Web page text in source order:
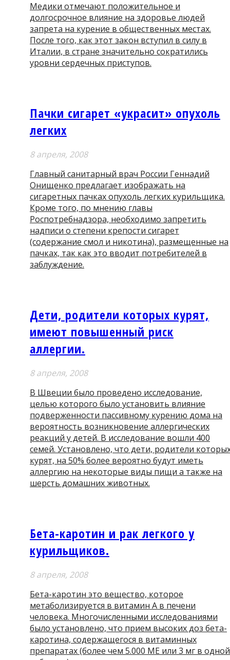
Медики отмечают положительное и
долгосрочное влияние на здоровье людей
запрета на курение в общественных местах.
После того, как этот закон вступил в силу в
Италии, в стране значительно сократились
уровни сердечных приступов.
Пачки сигарет «украсит» опухоль
легких
8 апреля, 2008
Главный санитарный врач России Геннадий
Онищенко предлагает изображать на
сигаретных пачках опухоль легких курильщика.
Кроме того, по мнению главы
Роспотребнадзора, необходимо запретить
надписи о степени крепости сигарет
(содержание смол и никотина), размещенные на
пачках, так как это вводит потребителей в
заблуждение.
Дети, родители которых курят,
имеют повышенный риск
аллергии.
8 апреля, 2008
В Швеции было проведено исследование,
целью которого было установить влияние
подверженности пассивному курению дома на
вероятность возникновение аллергических
реакций у детей. В исследование вошли 400
семей. Установлено, что дети, родители
курят, на 50% более вероятно будут иметь
аллергию на некоторые виды пищи а также на
шерсть домашних животных.
Бета-каротин и рак легкого у
курильщиков.
8 апреля, 2008
Бета-каротин это вещество, которое
метаболизируется в витамин А в печени
человека. Многочисленными исследованиями
было установлено, что прием высоких доз бета-
каротина, содержащегося в витаминных
препаратах (более чем 5.000 МЕ или 3 мг в одной